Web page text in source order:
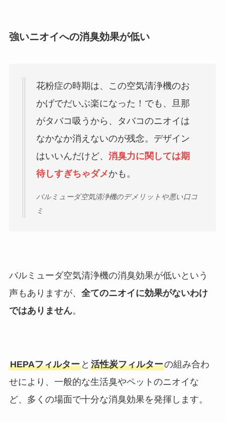
強いニオイへの消臭効果が低い
花粉症の時期は、この空気清浄機のお
かげでだいぶ楽になった！でも、旦那
がタバコ吸うから、タバコのニオイは
なかなか消えないのが残念。デザイン
はいいんだけど、 消臭力に関しては期
待しすぎちゃダメかも。
バルミューダ空気清浄機のデメリットや悪い口コ
ミ
バルミューダ空気清浄機の消臭効果が低いという
声もありますが、 全てのニオイに効果がないわけ
ではありません。
HEPAフィルターと 活性炭フィルターの組み合わ
せにより、一般的な生活臭やペットのニオイな
ど、多くの場面で十分な消臭効果を発揮します。